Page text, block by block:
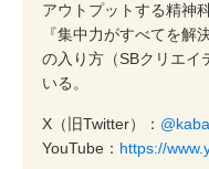
アウトプットする精神
『集中力がすべてを解
の入り方（SBクリエイ
いる。
X（旧Twitter）：
YouTube： https://